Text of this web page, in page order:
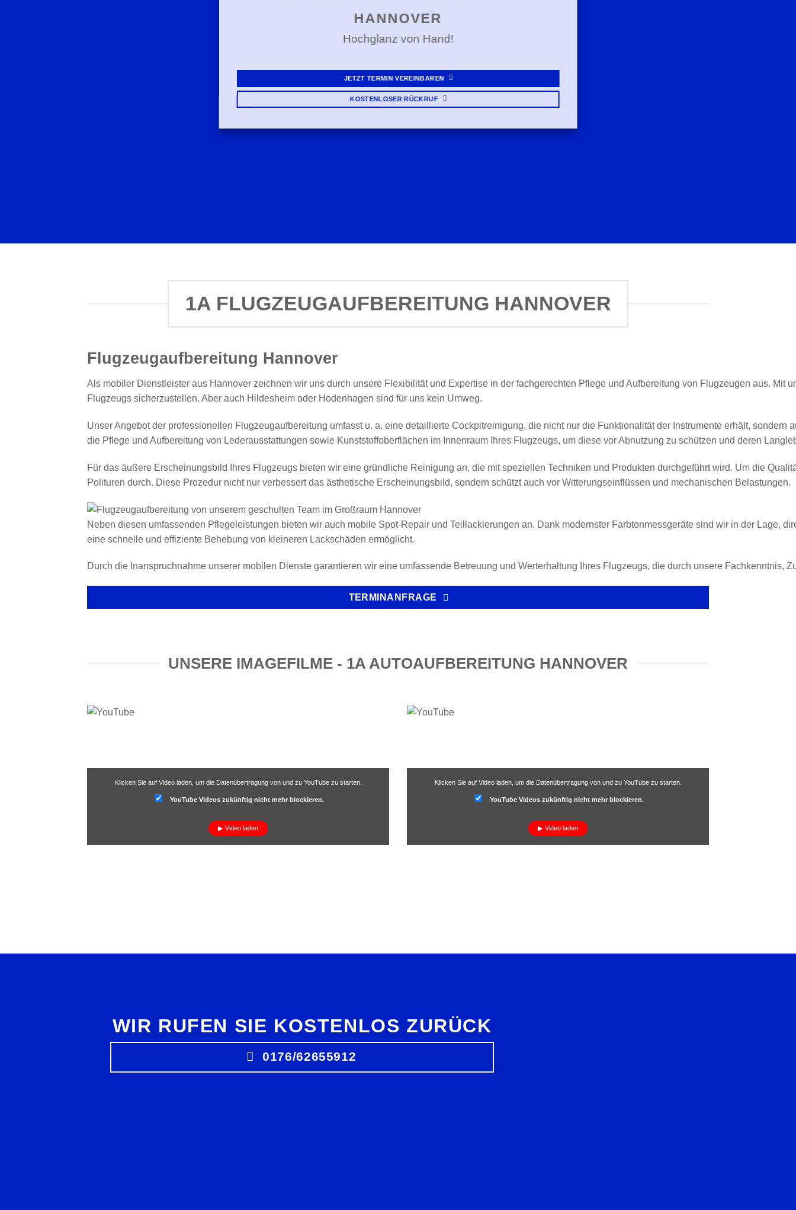
HANNOVER
Hochglanz von Hand!
JETZT TERMIN VEREINBAREN
KOSTENLOSER RÜCKRUF
1A FLUGZEUGAUFBEREITUNG HANNOVER
Flugzeugaufbereitung Hannover
Als mobiler Dienstleister aus Hannover zeichnen wir uns durch unsere Flexibilität und Expertise in der fachgerechten Pflege und Aufbereitung von Flugzeugen aus.
Flugzeugs sicherzustellen. Aber auch Hildesheim oder Hodenhagen sind für uns kein Umweg.
Unser Angebot der professionellen Flugzeugaufbereitung umfasst u. a. eine detaillierte Cockpitreinigung, die nicht nur die Funktionalität der Instrumente erhält,
die Pflege und Aufbereitung von Lederausstattungen sowie Kunststoffoberflächen im Innenraum Ihres Flugzeugs, um diese vor Abnutzung zu schützen und deren
Für das äußere Erscheinungsbild Ihres Flugzeugs bieten wir eine gründliche Reinigung an, die mit speziellen Techniken und Produkten durchgeführt wird. Um die
Polituren durch. Diese Prozedur nicht nur verbessert das ästhetische Erscheinungsbild, sondern schützt auch vor Witterungseinflüssen und mechanischen Belastungen.
Neben diesen umfassenden Pflegeleistungen bieten wir auch mobile Spot-Repair und Teillackierungen an. Dank modernster Farbtonmessgeräte sind wir in der Lage,
eine schnelle und effiziente Behebung von kleineren Lackschäden ermöglicht.
Durch die Inanspruchnahme unserer mobilen Dienste garantieren wir eine umfassende Betreuung und Werterhaltung Ihres Flugzeugs, die durch unsere Fachkenntnis,
TERMINANFRAGE
UNSERE IMAGEFILME - 1A AUTOAUFBEREITUNG HANNOVER
Klicken Sie auf Video laden, um die Datenübertragung von und zu YouTube zu starten.
YouTube Videos zukünftig nicht mehr blockieren.
Video laden
Klicken Sie auf Video laden, um die Datenübertragung von und zu YouTube zu starten.
YouTube Videos zukünftig nicht mehr blockieren.
Video laden
WIR RUFEN SIE KOSTENLOS ZURÜCK
0176/62655912